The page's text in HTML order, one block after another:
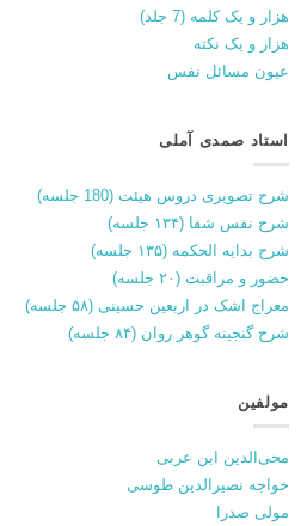
هزار و یک کلمه (7 جلد)
هزار و یک نکته
عیون مسائل نفس
استاد صمدی آملی
شرح تصویری دروس هیئت (180 جلسه)
شرح نفس شفا (۱۳۴ جلسه)
شرح بدایه الحکمه (۱۳۵ جلسه)
حضور و مراقبت (۲۰ جلسه)
معراج اشک در اربعین حسینی (۵۸ جلسه)
شرح گنجینه گوهر روان (۸۴ جلسه)
مولفین
محی‌الدین ابن عربی
خواجه نصیرالدین طوسی
مولی صدرا